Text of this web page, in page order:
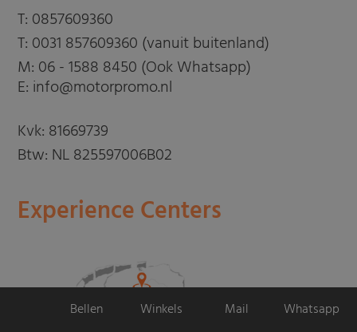
T: 0857609360
T: 0031 857609360 (vanuit buitenland)
M: 06 - 1588 8450 (Ook Whatsapp)
E: info@motorpromo.nl
Kvk: 81669739
Btw: NL 825597006B02
Experience Centers
Bellen Winkels Mail Whatsapp